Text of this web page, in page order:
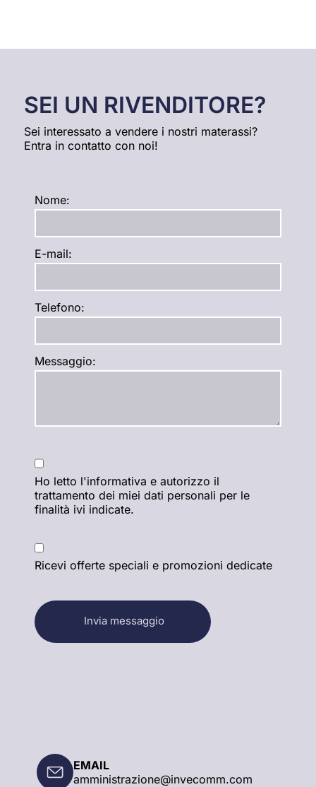
SEI UN RIVENDITORE?
Sei interessato a vendere i nostri materassi?
Entra in contatto con noi!
Nome:
E-mail:
Telefono:
Messaggio:
Ho letto l'informativa e autorizzo il
trattamento dei miei dati personali per le
finalità ivi indicate.
Ricevi offerte speciali e promozioni dedicate
EMAIL
amministrazione@invecomm.com